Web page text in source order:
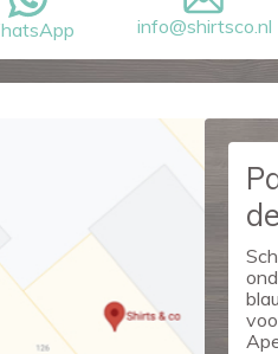
info@shirtsco.nl